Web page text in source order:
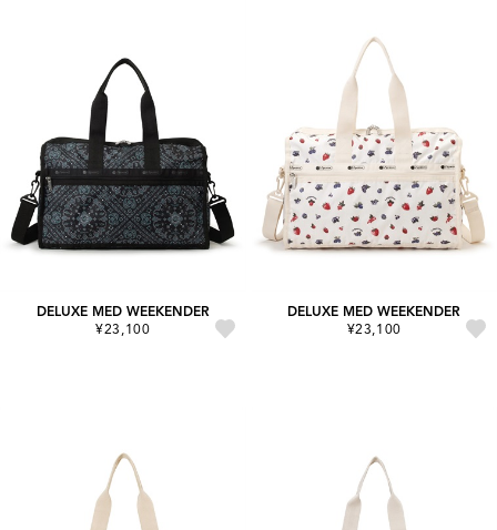
DELUXE MED WEEKENDER
¥23,100
DELUXE MED WEEKENDER
¥23,100